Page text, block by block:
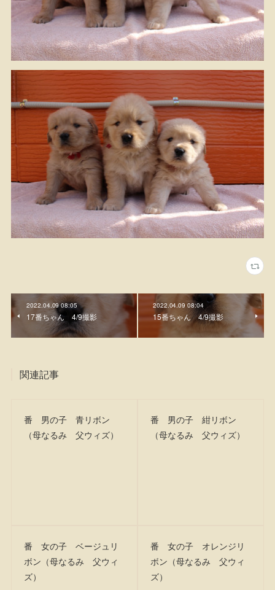
2022.04.09 08:05
17番ちゃん 4/9撮影
2022.04.09 08:04
15番ちゃん 4/9撮影
関連記事
番 男の子 青リボン
（母なるみ 父ウィズ）
番 男の子 紺リボン
（母なるみ 父ウィズ）
番 女の子 ベージュリ
ボン（母なるみ 父ウィ
ズ）
番 女の子 オレンジリ
ボン（母なるみ 父ウィ
ズ）